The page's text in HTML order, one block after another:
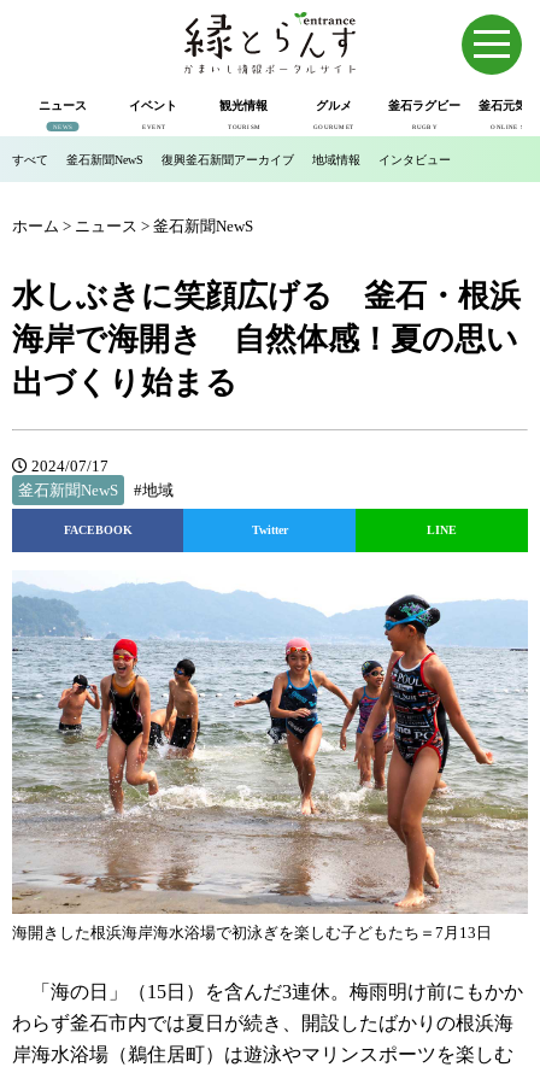
ニュース
NEWS
イベント
EVENT
観光情報
TOURISM
グルメ
GOURUMET
釜石ラグビー
RUGBY
釜石元気
ONLINE SHOP
すべて 釜石新聞NewS 復興釜石新聞アーカイブ 地域情報 インタビュー
ホーム > ニュース > 釜石新聞NewS
水しぶきに笑顔広げる 釜石・根浜
海岸で海開き 自然体感！夏の思い
出づくり始まる
2024/07/17
釜石新聞NewS
#地域
FACEBOOK Twitter LINE
海開きした根浜海岸海水浴場で初泳ぎを楽しむ子どもたち＝7月13日
「海の日」（15日）を含んだ3連休。梅雨明け前にもかか
わらず釜石市内では夏日が続き、開設したばかりの根浜海
岸海水浴場（鵜住居町）は遊泳やマリンスポーツを楽しむ